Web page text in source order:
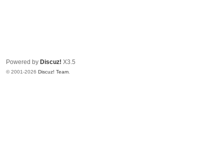
Powered by Discuz! X3.5
© 2001-2026 Discuz! Team